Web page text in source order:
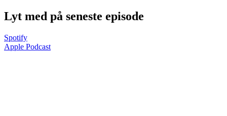
Lyt med på seneste episode
Spotify
Apple Podcast